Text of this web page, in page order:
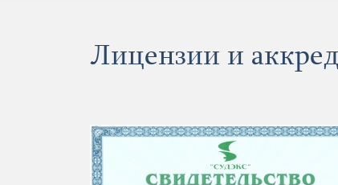
Лицензии и